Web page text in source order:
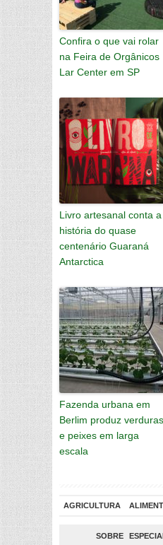
Confira o que vai rolar
na Feira de Orgânicos
Lar Center em SP
Livro artesanal conta a
história do quase
centenário Guaraná
Antarctica
Fazenda urbana em
Berlim produz verduras
e peixes em larga
escala
AGRICULTURA
SOBRE